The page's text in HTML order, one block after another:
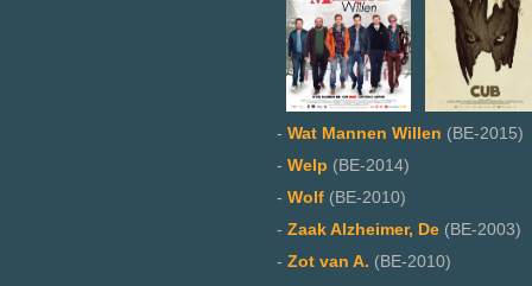
- Wat Mannen Willen (BE-2015)
- Welp (BE-2014)
- Wolf (BE-2010)
- Zaak Alzheimer, De (BE-2003)
- Zot van A. (BE-2010)